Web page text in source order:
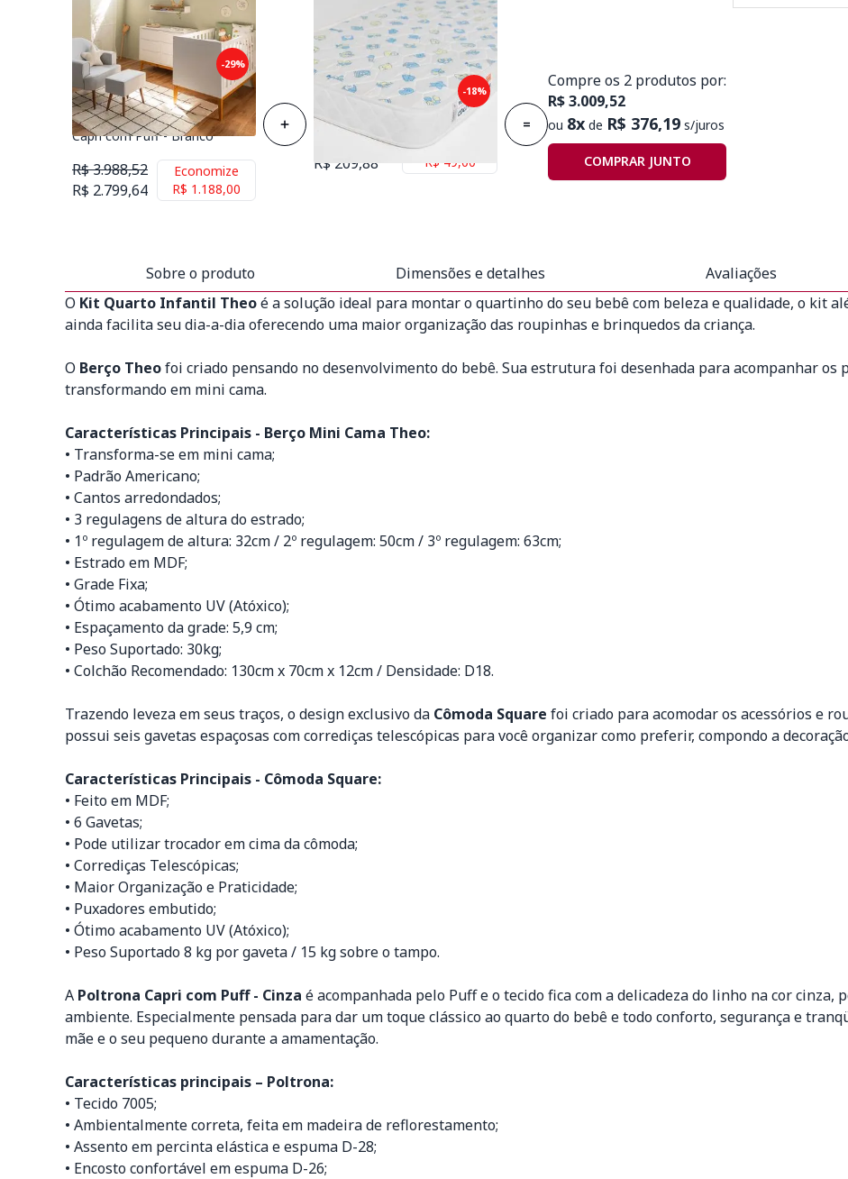
-29%
Kit Quarto Theo com Pés
Square Mel - Berço Mini Cama
+ Cômoda 6 Gavetas +
Poltrona de Amamentação
Capri com Puff - Branco
R$ 3.988,52
R$ 2.799,64
Economize
R$ 1.188,00
-18%
Colchão de Espuma Plummi
Berço 70cmx1,30mx10cm D18
R$ 258,88
R$ 209,88
Economize
R$ 49,00
=
Compre os 2 produtos por:
R$ 3.009,52
ou 8x de R$ 376,19 s/juros
COMPRAR JUNTO
Sobre o produto Dimensões e detalhes Avaliações
O Kit Quarto Infantil Theoé a solução ideal para montar o quartinho do seu bebê com beleza e qualidade, o kit
ainda facilita seu dia-a-dia oferecendo uma maior organização das roupinhas e brinquedos da criança.
O Berço Theofoi criado pensando no desenvolvimento do bebê. Sua estrutura foi desenhada para acompanhar os
transformando em mini cama.
Características Principais - Berço Mini Cama Theo:
• Transforma-se em mini cama;
• Padrão Americano;
• Cantos arredondados;
• 3 regulagens de altura do estrado;
• 1º regulagem de altura: 32cm / 2º regulagem: 50cm / 3º regulagem: 63cm;
• Estrado em MDF;
• Grade Fixa;
• Ótimo acabamento UV (Atóxico);
• Espaçamento da grade: 5,9 cm;
• Peso Suportado: 30kg;
• Colchão Recomendado: 130cm x 70cm x 12cm / Densidade: D18.
Trazendo leveza em seus traços, o design exclusivo da Cômoda Square foi criado para acomodar os acessórios e
possui seis gavetas espaçosas com corrediças telescópicas para você organizar como preferir, compondo a
Características Principais - Cômoda Square:
• Feito em MDF;
• 6 Gavetas;
• Pode utilizar trocador em cima da cômoda;
• Corrediças Telescópicas;
• Maior Organização e Praticidade;
• Puxadores embutido;
• Ótimo acabamento UV (Atóxico);
• Peso Suportado 8 kg por gaveta / 15 kg sobre o tampo.
A Poltrona Capri com Puff - Cinza é acompanhada pelo Puff e o tecido fica com a delicadeza do linho na cor
ambiente. Especialmente pensada para dar um toque clássico ao quarto do bebê e todo conforto, segurança e
mãe e o seu pequeno durante a amamentação.
Características principais – Poltrona:
• Tecido 7005;
• Ambientalmente correta, feita em madeira de reflorestamento;
• Assento em percinta elástica e espuma D-28;
• Encosto confortável em espuma D-26;